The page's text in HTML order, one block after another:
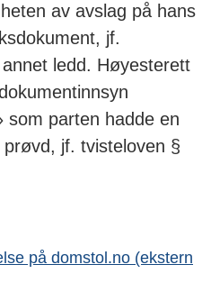
av avslag på hans
jf.
ledd. Høyesterett
som parten hadde en
jf. tvisteloven §
på domstol.no (ekstern